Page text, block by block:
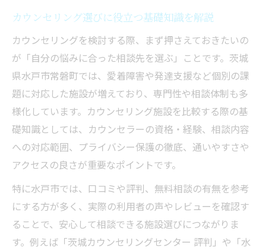
茨城県水戸市常磐町で安心感を得る相談の方法
水戸市で安心できるカウンセリング相談の
流れ
カウンセリングで不安を解消する相談ポイ
ント
無料カウンセリング相談窓口の活用術
カウンセリングを受ける前に確認したいこ
と
ト
カウンセリングに求める信頼とサポート体制と
は
カウンセリング選びに役立つ基礎知識を解説
カウンセリングを検討する際、まず押さえておきたいの
が「自分の悩みに合った相談先を選ぶ」ことです。茨城
県水戸市常磐町では、愛着障害や発達支援など個別の課
題に対応した施設が増えており、専門性や相談体制も多
様化しています。カウンセリング施設を比較する際の基
礎知識としては、カウンセラーの資格・経験、相談内容
への対応範囲、プライバシー保護の徹底、通いやすさや
アクセスの良さが重要なポイントです。
特に水戸市では、口コミや評判、無料相談の有無を参考
にする方が多く、実際の利用者の声やレビューを確認す
ることで、安心して相談できる施設選びにつながりま
す。例えば「茨城カウンセリングセンター 評判」や「水